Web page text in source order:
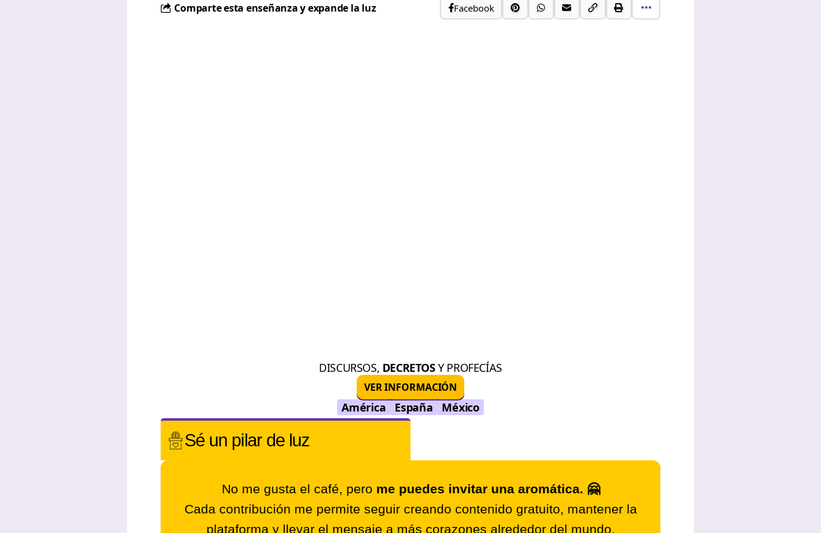
Comparte esta enseñanza y expande la luz Facebook
DISCURSOS, DECRETOSY PROFECÍAS
VER INFORMACIÓN
América España México
Sé un pilar de luz
No me gusta el café, pero me puedes invitar una aromática. 🤗
Cada contribución me permite seguir creando contenido gratuito, mantener la
plataforma y llevar el mensaje a más corazones alrededor del mundo.